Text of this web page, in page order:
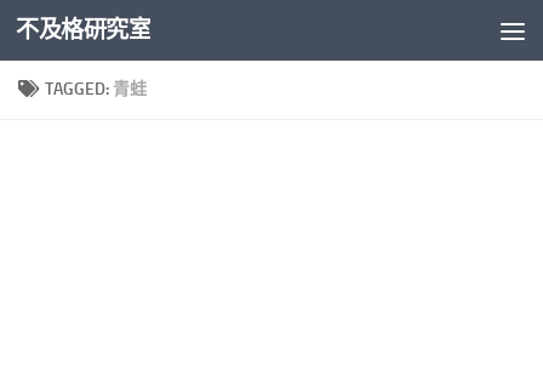
Skip to content
不及格研究室
TAGGED: 青蛙